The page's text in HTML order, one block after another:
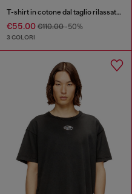
T-shirt in cotone dal taglio rilassato con applicazione Oval D
€55.00€110.00-50%
3 COLORI